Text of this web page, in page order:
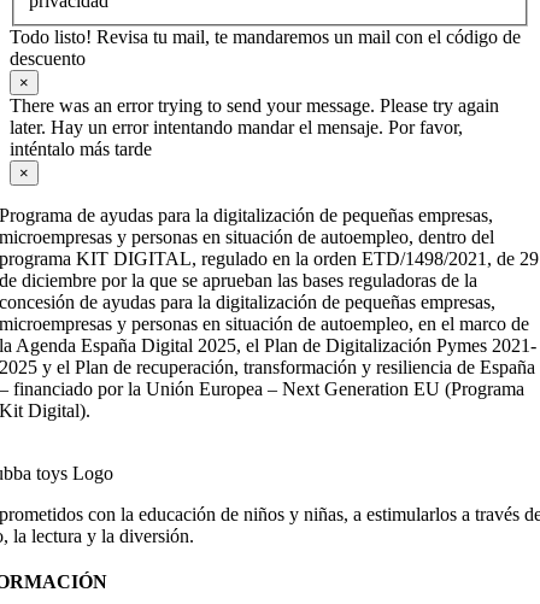
Todo listo! Revisa tu mail, te mandaremos un mail con el código de
descuento
×
There was an error trying to send your message. Please try again
later. Hay un error intentando mandar el mensaje. Por favor,
inténtalo más tarde
×
Programa de ayudas para la digitalización de pequeñas empresas,
microempresas y personas en situación de autoempleo, dentro del
programa KIT DIGITAL, regulado en la orden ETD/1498/2021, de 29
de diciembre por la que se aprueban las bases reguladoras de la
concesión de ayudas para la digitalización de pequeñas empresas,
microempresas y personas en situación de autoempleo, en el marco de
la Agenda España Digital 2025, el Plan de Digitalización Pymes 2021-
2025 y el Plan de recuperación, transformación y resiliencia de España
– financiado por la Unión Europea – Next Generation EU (Programa
Kit Digital).
con la educación de niños y niñas, a estimularlos a través
la lectura y la diversión.